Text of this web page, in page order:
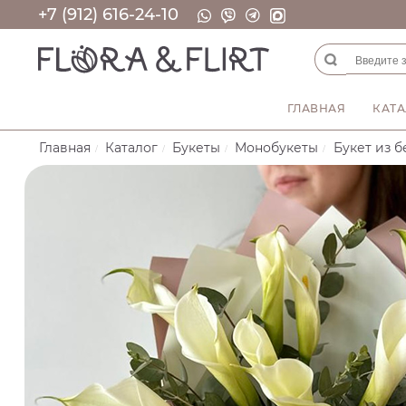
+7 (912) 616-24-10
ГЛАВНАЯ
Главная Каталог Букеты Монобукеты Букет из